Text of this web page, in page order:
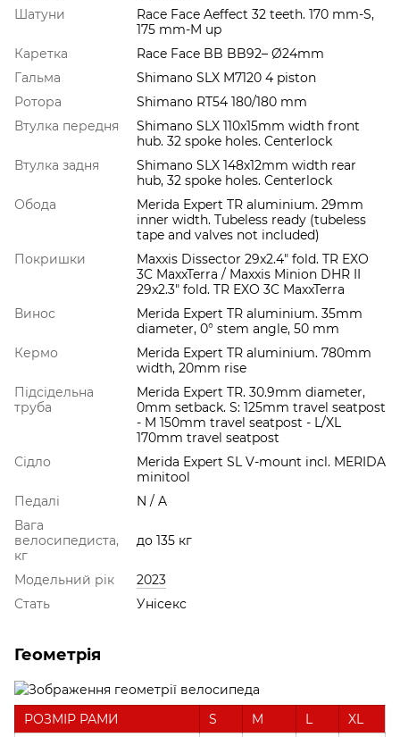
Шатуни
Race Face Aeffect 32 teeth. 170 mm-S,
175 mm-M up
Каретка
Race Face BB BB92– Ø24mm
Гальма
Shimano SLX M7120 4 piston
Ротора
Shimano RT54 180/180 mm
Втулка передня
Shimano SLX 110x15mm width front
hub. 32 spoke holes. Centerlock
Втулка задня
Shimano SLX 148x12mm width rear
hub, 32 spoke holes. Centerlock
Обода
Merida Expert TR aluminium. 29mm
inner width. Tubeless ready (tubeless
tape and valves not included)
Покришки
Maxxis Dissector 29x2.4" fold. TR EXO
3C MaxxTerra / Maxxis Minion DHR II
29x2.3" fold. TR EXO 3C MaxxTerra
Винос
Merida Expert TR aluminium. 35mm
diameter, 0° stem angle, 50 mm
Кермо
Merida Expert TR aluminium. 780mm
width, 20mm rise
Підсідельна
труба
Merida Expert TR. 30.9mm diameter,
0mm setback. S: 125mm travel seatpost
- M 150mm travel seatpost - L/XL
170mm travel seatpost
Сідло
Merida Expert SL V-mount incl. MERIDA
minitool
Педалі
N / A
Вага
велосипедиста,
кг
до 135 кг
Модельний рік
2023
Стать
Унісекс
Геометрія
РОЗМІР РАМИ S M L
XL